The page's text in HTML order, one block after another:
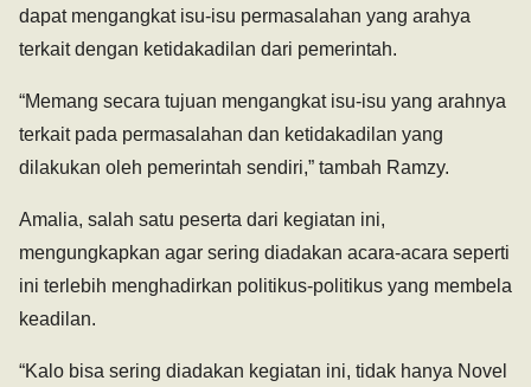
dapat mengangkat isu-isu permasalahan yang arahya
terkait dengan ketidakadilan dari pemerintah.
“Memang secara tujuan mengangkat isu-isu yang arahnya
terkait pada permasalahan dan ketidakadilan yang
dilakukan oleh pemerintah sendiri,” tambah Ramzy.
Amalia, salah satu peserta dari kegiatan ini,
mengungkapkan agar sering diadakan acara-acara seperti
ini terlebih menghadirkan politikus-politikus yang membela
keadilan.
“Kalo bisa sering diadakan kegiatan ini, tidak hanya Novel